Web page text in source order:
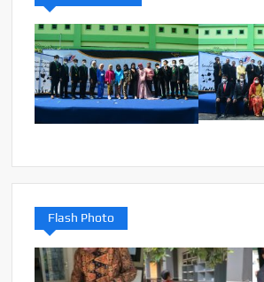
Flash Photo